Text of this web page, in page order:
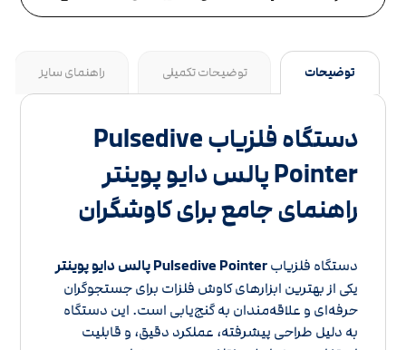
توضیحات توضیحات تکمیلی راهنمای سایز
دستگاه فلزیاب Pulsedive
Pointer پالس دایو پوینتر
راهنمای جامع برای کاوشگران
دستگاه فلزیابPulsedive Pointer پالس دایو پوینتر
یکی از بهترین ابزارهای کاوش فلزات برای جستجوگران
حرفه‌ای و علاقه‌مندان به گنج‌یابی است. این دستگاه
به دلیل طراحی پیشرفته، عملکرد دقیق، و قابلیت